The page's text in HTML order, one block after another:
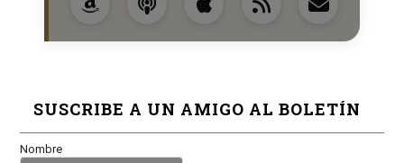
SUSCRIBE A UN AMIGO AL BOLETÍN
Nombre